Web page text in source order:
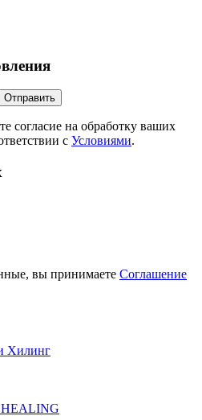
согласие на обработку ваших
с Условиями.
вы принимаете Соглашение
Хилинг
HEALING